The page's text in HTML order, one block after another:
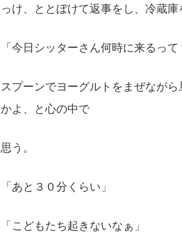
っけ、ととぼけて返事をし、冷蔵
「今日シッターさん何時に来るって
スプーンでヨーグルトをまぜなが
かよ、と心の中で
思う。
「あと３０分くらい」
「こどもたち起きないなぁ」